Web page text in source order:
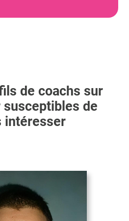
de coachs sur
susceptibles de
intéresser